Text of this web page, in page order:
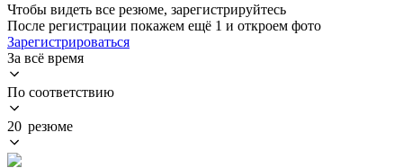
Чтобы видеть все резюме, зарегистрируйтесь
После регистрации покажем ещё 1 и откроем фото
Зарегистрироваться
За всё время
По соответствию
20 резюме